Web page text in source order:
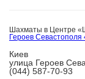
Шахматы в Центре
Героев Севастополя
Киев
улица Героев
(044) 587-70-93